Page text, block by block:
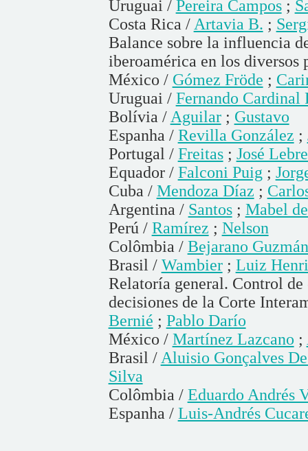
Uruguai / Pereira Campos;
Costa Rica / Artavia B. ;
Balance sobre la influencia
iberoamérica en los diversos
México / Gómez Fröde ;
Uruguai / Fernando Cardinal
Bolívia / Aguilar; Gustavo
Espanha / Revilla González ;
Portugal / Freitas; José
Equador / Falconi Puig ;
Cuba / Mendoza Díaz ;
Argentina / Santos; Mabel
Perú / Ramírez ; Nelson
Colômbia / Bejarano Guzmán
Brasil / Wambier; Luiz
Relatoría general. Control
decisiones de la Corte
Bernié ; Pablo Darío
México / Martínez Lazcano ;
Brasil / Aluisio Gonçalves
Silva
Colômbia / Eduardo Andrés
Espanha / Luis-Andrés